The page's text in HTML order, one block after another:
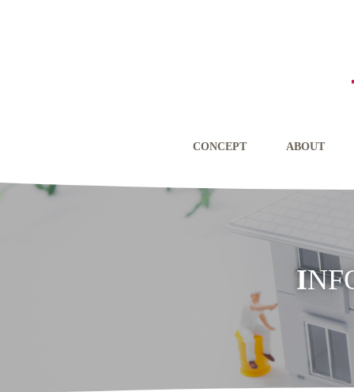
CONCEPT ABOUT